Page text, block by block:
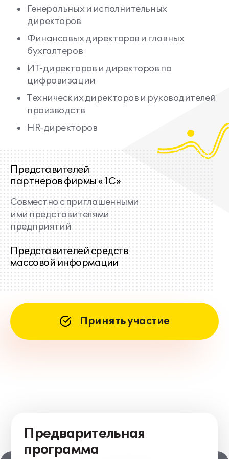
импортозамещения зарубежных систем и
перехода на «1С:ERP».
Участники конференции смогут адресовать свои
вопросы напрямую специалистам фирмы «1С» –
методистам и разработчикам, разработчикам
«1С-Совместных» решений, а также ознакомиться
с опытом реализации проектов внедрения
«1С:ERP» и других решений, пообщаться с
представителями предприятий, обменяться
мнениями по вопросам автоматизации бизнеса в
ходе прямого общения друг с другом.
Генеральных и исполнительных
директоров
Финансовых директоров и главных
бухгалтеров
ИТ-директоров и директоров по
цифровизации
Технических директоров и руководителей
производств
HR-директоров
Представителей
партнеров фирмы «1С»
Совместно с приглашенными
ими представителями
предприятий
Представителей средств
массовой информации
Принять участие
Предварительная
программа